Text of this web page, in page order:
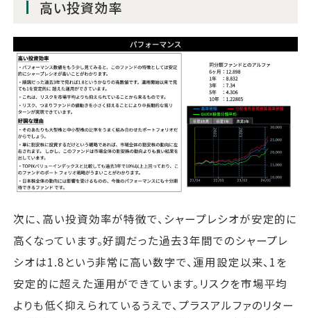
高い投資効率
次に、高い投資効率が特徴で、シャープレシオが安定的に
高くなっています。好調だった過去3年間でのシャープレ
シオは1.8という非常に高い数字で、運用設定以来、1を
安定的に超えた運用ができています。リスクを市場平均
よりも低く抑えられているうえで、プラスアルファのリター